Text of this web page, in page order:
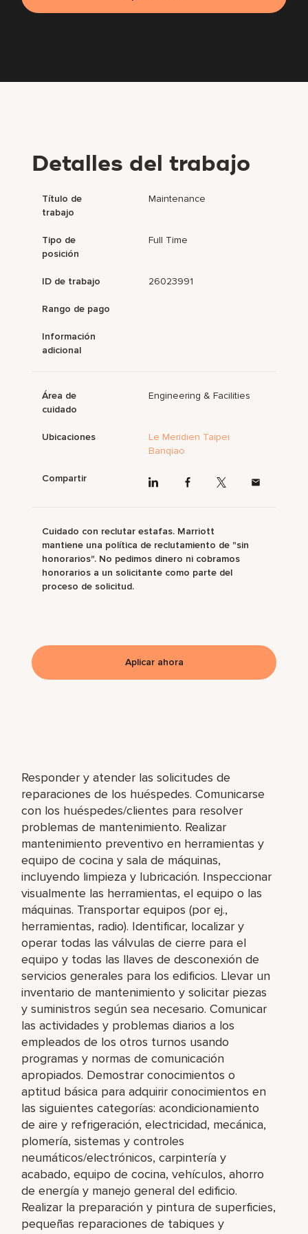
Responder y atender las solicitudes de
reparaciones de los huéspedes. Comunicarse
con los huéspedes/clientes para resolver
problemas de mantenimiento. Realizar
mantenimiento preventivo en herramientas y
equipo de cocina y sala de máquinas,
incluyendo limpieza y lubricación. Inspeccionar
visualmente las herramientas, el equipo o las
máquinas. Transportar equipos (por ej.,
herramientas, radio). Identificar, localizar y
operar todas las válvulas de cierre para el
equipo y todas las llaves de desconexión de
servicios generales para los edificios. Llevar un
inventario de mantenimiento y solicitar piezas
y suministros según sea necesario. Comunicar
las actividades y problemas diarios a los
empleados de los otros turnos usando
programas y normas de comunicación
apropiados. Demostrar conocimientos o
aptitud básica para adquirir conocimientos en
las siguientes categorías: acondicionamiento
de aire y refrigeración, electricidad, mecánica,
plomería, sistemas y controles
neumáticos/electrónicos, carpintería y
acabado, equipo de cocina, vehículos, ahorro
de energía y manejo general del edificio.
Realizar la preparación y pintura de superficies,
pequeñas reparaciones de tabiques y
Detalles del trabajo
Título de
trabajo
Maintenance
Tipo de
posición
Full Time
ID de trabajo 26023991
Rango de pago
Información
adicional
Área de
cuidado
Engineering & Facilities
Ubicaciones
Le Meridien Taipei
Banqiao
Compartir
Cuidado con reclutar estafas. Marriott
mantiene una política de reclutamiento de "sin
honorarios". No pedimos dinero ni cobramos
honorarios a un solicitante como parte del
proceso de solicitud.
Aplicar ahora